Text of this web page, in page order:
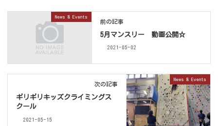
News & Events
前の記事
5月マンスリー 動画公開☆
2021-05-02
News & Events
次の記事
ギリギリキッズクライミングス
クール
2021-05-15